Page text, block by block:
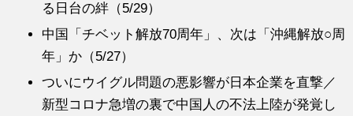
る日台の絆（5/29）
中国「チベット解放70周年」、次は「沖縄解放○周
年」か（5/27）
ついにウイグル問題の悪影響が日本企業を直撃／
新型コロナ急増の裏で中国人の不法上陸が発覚し